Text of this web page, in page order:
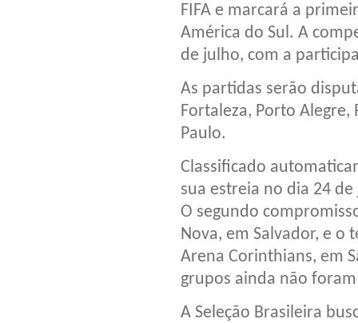
FIFA e marcará a
América do Sul. A
de julho, com a
As partidas serão
Fortaleza, Porto Alegre,
Paulo.
Classificado
sua estreia no dia 24
O segundo
Nova, em Salvador, e
Arena Corinthians, em
grupos ainda não
A Seleção Brasileira